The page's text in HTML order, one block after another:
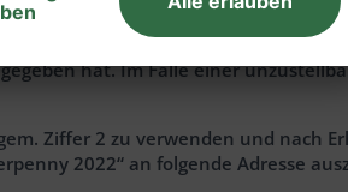
Girokonto anzugeben, auf das
setzen. Erfolgt die Angabe nicht
hat. Im Falle einer
Ziffer 2 zu verwenden und nach
2022“ an folgende Adresse